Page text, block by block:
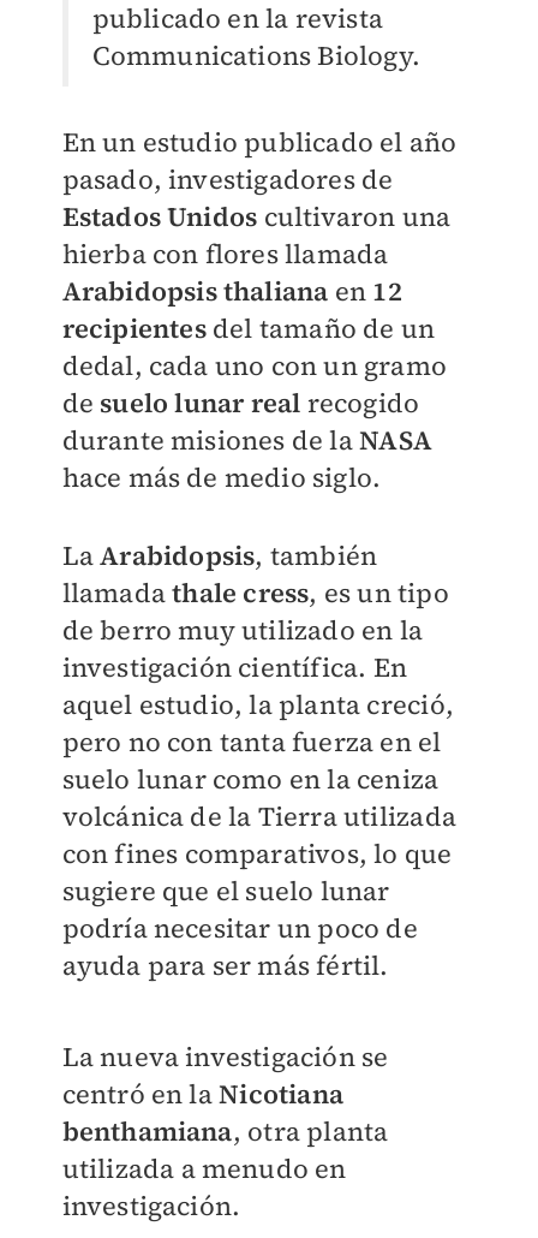
publicado en la revista
Communications Biology.
En un estudio publicado el año
pasado, investigadores de
Estados Unidos cultivaron una
hierba con flores llamada
Arabidopsis thaliana en 12
recipientes del tamaño de un
dedal, cada uno con un gramo
de suelo lunar real recogido
durante misiones de laNASA
hace más de medio siglo.
LaArabidopsis, también
llamadathale cress, es un tipo
de berro muy utilizado en la
investigación científica. En
aquel estudio, la planta creció,
pero no con tanta fuerza en el
suelo lunar como en la ceniza
volcánica de la Tierra utilizada
con fines comparativos, lo que
sugiere que el suelo lunar
podría necesitar un poco de
ayuda para ser más fértil.
La nueva investigación se
centró en laNicotiana
benthamiana, otra planta
utilizada a menudo en
investigación.